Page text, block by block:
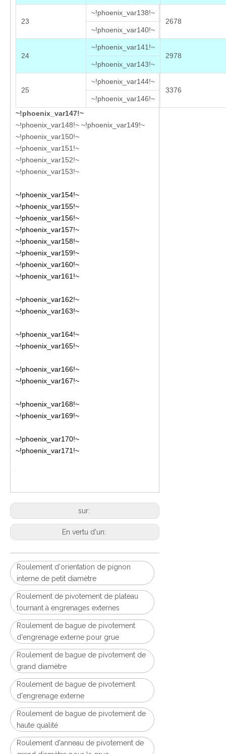
23
~!phoenix_var138!~
2678
~!phoenix_var140!~
24
~!phoenix_var141!~
2978
~!phoenix_var143!~
25
~!phoenix_var144!~
3376
~!phoenix_var146!~
~!phoenix_var147!~
~!phoenix_var148!~ ~!phoenix_var149!~
~!phoenix_var150!~
~!phoenix_var151!~
~!phoenix_var152!~
~!phoenix_var153!~
~!phoenix_var154!~
~!phoenix_var155!~
~!phoenix_var156!~
~!phoenix_var157!~
~!phoenix_var158!~
~!phoenix_var159!~
~!phoenix_var160!~
~!phoenix_var161!~
~!phoenix_var162!~
~!phoenix_var163!~
~!phoenix_var164!~
~!phoenix_var165!~
~!phoenix_var166!~
~!phoenix_var167!~
~!phoenix_var168!~
~!phoenix_var169!~
~!phoenix_var170!~
~!phoenix_var171!~
sur:
En vertu d'un:
Roulement d'orientation de pignon
interne de petit diamètre
Roulement de pivotement de plateau
tournant à engrenages externes
Roulement de bague de pivotement
d'engrenage externe pour grue
Roulement de bague de pivotement de
grand diamètre
Roulement de bague de pivotement
d'engrenage externe
Roulement de bague de pivotement de
haute qualité
Roulement d'anneau de pivotement de